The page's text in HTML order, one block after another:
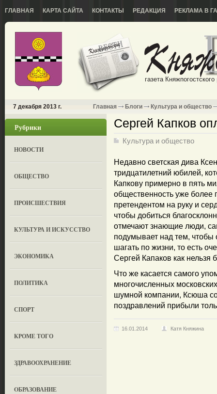
ГЛАВНАЯ КАРТА САЙТА КОНТАКТЫ РЕДАКЦИЯ РЕКЛАМА В
газета
7 декабря 2013 г. Главная Блоги Культура и общество
Рубрики
НОВОСТИ
ОБЩЕСТВО
ПРОИСШЕСТВИЯ
КУЛЬТУРА И ИСКУССТВО
ЭКОНОМИКА
ПОЛИТИКА
СПОРТ
КРОМЕ ТОГО
ЗДРАВООХРАНЕНИЕ
OБРАЗОВАНИЕ
Сергей Капков
Культура и общество
Недавно светская дива
тридцатилетний юбилей,
Капкову примерно в пять
общественность уже более
претендентом на руку и
чтобы добиться
отмечают знающие люди,
подумывает над тем, чтобы
шагать по жизни, то есть
Сергей Капаков как нельзя
Что же касается самого
многочисленных
шумной компании, Ксюша
поздравлений прибыли
16.01.2014 Катя Княжина